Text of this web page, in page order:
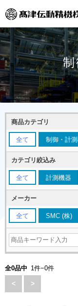
商品カテゴリ
全て 制御・計
カテゴリ絞込み
全て 計測機器
メーカー
全て SMC (株)
全0品中 1件−0件
< >